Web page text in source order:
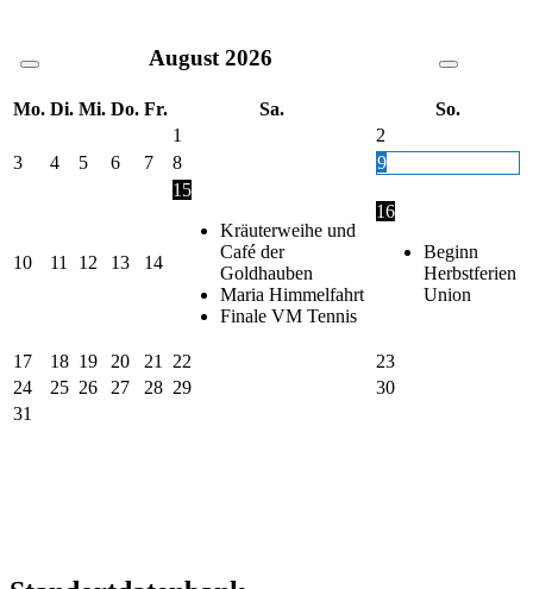
August 2026
Mo. Di. Mi. Do. Fr. Sa.
So.
1
2
3
4 5 6 7 8 9
10 11 12 13 14
15
Kräuterweihe und
Café der
Goldhauben
Maria Himmelfahrt
Finale VM Tennis
16
Beginn
Herbstferien
Union
17 18 19 20 21 22
23
24
25 26 27 28 29
30
31